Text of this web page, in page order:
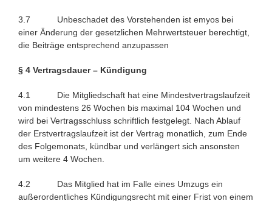
3.7 Unbeschadet des Vorstehenden ist emyos bei
einer Änderung der gesetzlichen Mehrwertsteuer berechtigt,
die Beiträge entsprechend anzupassen
§ 4 Vertragsdauer – Kündigung
4.1 Die Mitgliedschaft hat eine Mindestvertragslaufzeit
von mindestens 26 Wochen bis maximal 104 Wochen und
wird bei Vertragsschluss schriftlich festgelegt. Nach Ablauf
der Erstvertragslaufzeit ist der Vertrag monatlich, zum Ende
des Folgemonats, kündbar und verlängert sich ansonsten
um weitere 4 Wochen.
4.2 Das Mitglied hat im Falle eines Umzugs ein
außerordentliches Kündigungsrecht mit einer Frist von einem